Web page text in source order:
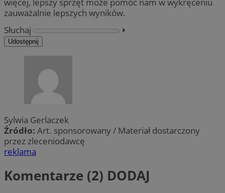
więcej, lepszy sprzęt może pomóc nam w wykręceniu
zauważalnie lepszych wyników.
Słuchaj
⏵︎
Udostępnij
Sylwia Gerlaczek
Źródło: Art. sponsorowany / Materiał dostarczony
przez zleceniodawcę
reklama
Komentarze (2) DODAJ